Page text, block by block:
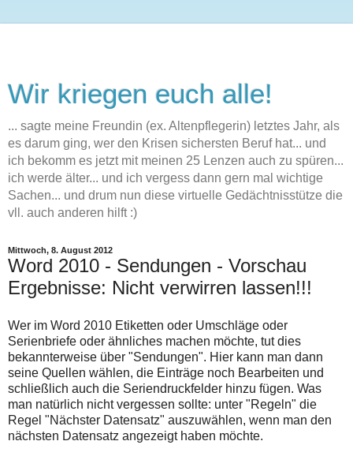
Wir kriegen euch alle!
... sagte meine Freundin (ex. Altenpflegerin) letztes Jahr, als
es darum ging, wer den Krisen sichersten Beruf hat... und
ich bekomm es jetzt mit meinen 25 Lenzen auch zu spüren...
ich werde älter... und ich vergess dann gern mal wichtige
Sachen... und drum nun diese virtuelle Gedächtnisstütze die
vll. auch anderen hilft :)
Mittwoch, 8. August 2012
Word 2010 - Sendungen - Vorschau
Ergebnisse: Nicht verwirren lassen!!!
Wer im Word 2010 Etiketten oder Umschläge oder
Serienbriefe oder ähnliches machen möchte, tut dies
bekannterweise über "Sendungen". Hier kann man dann
seine Quellen wählen, die Einträge noch Bearbeiten und
schließlich auch die Seriendruckfelder hinzu fügen. Was
man natürlich nicht vergessen sollte: unter "Regeln" die
Regel "Nächster Datensatz" auszuwählen, wenn man den
nächsten Datensatz angezeigt haben möchte.